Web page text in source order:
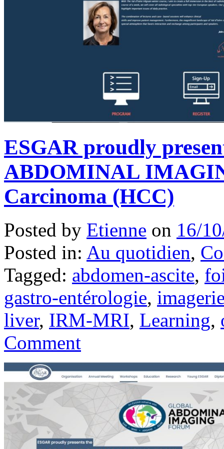
ESGAR proudly
ABDOMINAL
Carcinoma (HCC)
Posted by Etienne on 16/
Posted in: Au quotidien,
Tagged: abdomen-ascite,
gastro-entérologie,
liver, IRM-MRI, Learning,
Comment